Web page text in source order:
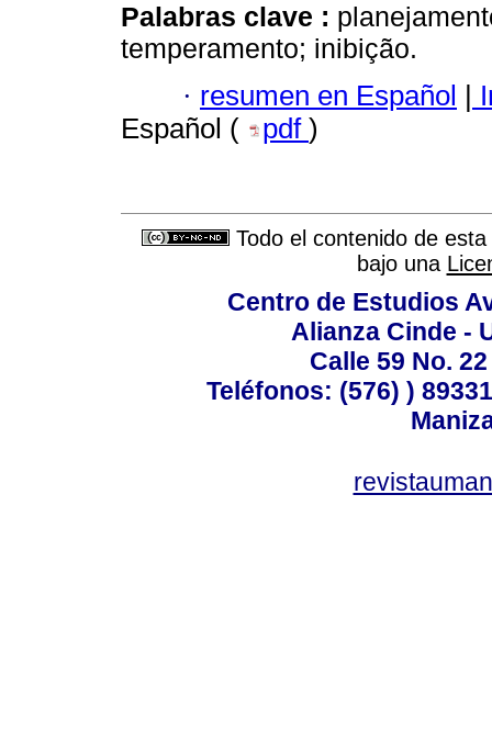
Palabras clave :
temperamento; inibição.
· resumen en Español |
Español (
pdf )
Todo el contenido de
bajo una
Centro de Estudios
Alianza Cinde -
Calle 59 No.
Teléfonos: (576) )